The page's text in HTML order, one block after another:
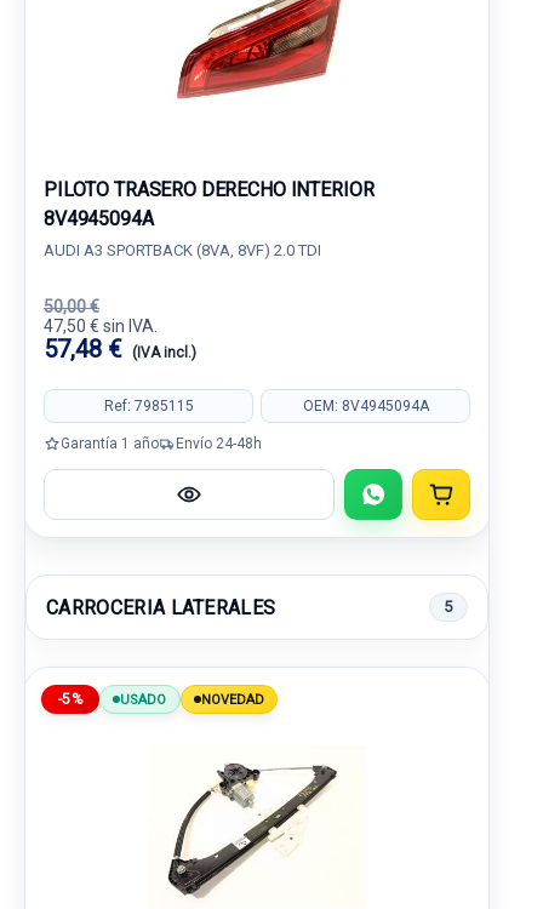
PILOTO TRASERO DERECHO INTERIOR
8V4945094A
AUDI A3 SPORTBACK (8VA, 8VF) 2.0 TDI
50,00 €
47,50 € sin IVA.
57,48 € (IVA incl.)
Ref: 7985115 OEM: 8V4945094A
Garantía 1 año Envío 24-48h
CARROCERIA LATERALES 5
-5% USADO NOVEDAD